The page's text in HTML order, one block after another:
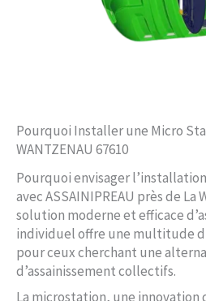
Pourquoi Installer une Micro
WANTZENAU 67610
Pourquoi envisager
avec ASSAINIPREAU près de La
solution moderne et efficace
individuel offre une multitude
pour ceux cherchant une
d’assainissement collectifs.
La microstation, une innovation